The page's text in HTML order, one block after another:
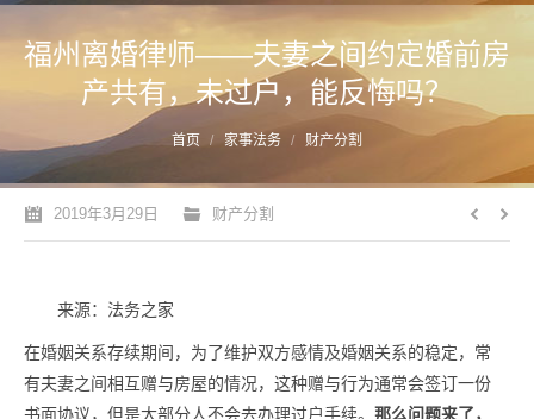
福州离婚律师——夫妻之间约定婚前房
产共有，未过户，能反悔吗？
您的位置： 首页 家事法务 财产分割
2019年3月29日 财产分割
来源：法务之家
在婚姻关系存续期间，为了维护双方感情及婚姻关系的稳定，常
有夫妻之间相互赠与房屋的情况，这种赠与行为通常会签订一份
书面协议，但是大部分人不会去办理过户手续。 那么问题来了，